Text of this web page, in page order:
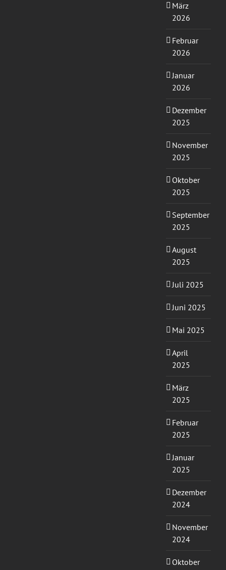
März
2026
Februar
2026
Januar
2026
Dezember
2025
November
2025
Oktober
2025
September
2025
August
2025
Juli 2025
Juni 2025
Mai 2025
April
2025
März
2025
Februar
2025
Januar
2025
Dezember
2024
November
2024
Oktober